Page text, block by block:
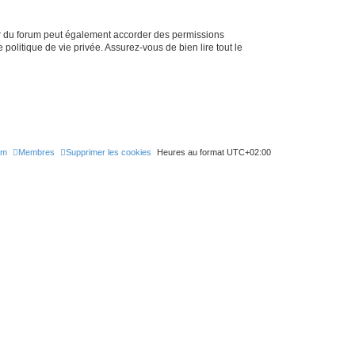
forum peut également accorder des permissions
de vie privée. Assurez-vous de bien lire tout le
Heures au format UTC+02:00
Supprimer les cookies
Membres